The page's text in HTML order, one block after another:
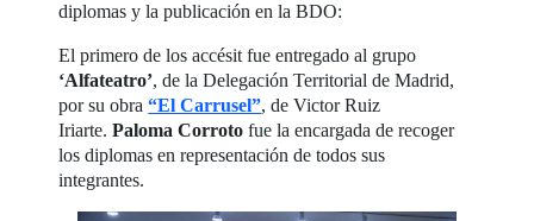
diplomas y la publicación en la BDO:
El primero de los accésit fue entregado al grupo
‘Alfateatro’, de la Delegación Territorial de Madrid,
por su obra“El Carrusel”, de Victor Ruiz
Iriarte.Paloma Corroto fue la encargada de recoger
los diplomas en representación de todos sus
integrantes.